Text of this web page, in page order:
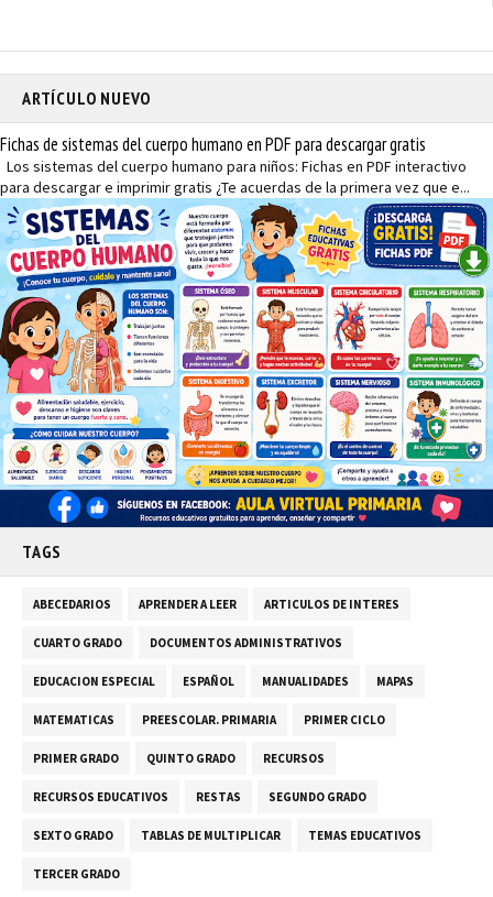
ARTÍCULO NUEVO
Fichas de sistemas del cuerpo humano en PDF para descargar gratis
Los sistemas del cuerpo humano para niños: Fichas en PDF interactivo
para descargar e imprimir gratis ¿Te acuerdas de la primera vez que e...
TAGS
ABECEDARIOS APRENDER A LEER ARTICULOS DE INTERES
CUARTO GRADO DOCUMENTOS ADMINISTRATIVOS
EDUCACION ESPECIAL ESPAÑOL MANUALIDADES MAPAS
MATEMATICAS PREESCOLAR. PRIMARIA PRIMER CICLO
PRIMER GRADO QUINTO GRADO RECURSOS
RECURSOS EDUCATIVOS RESTAS SEGUNDO GRADO
SEXTO GRADO TABLAS DE MULTIPLICAR TEMAS EDUCATIVOS
TERCER GRADO